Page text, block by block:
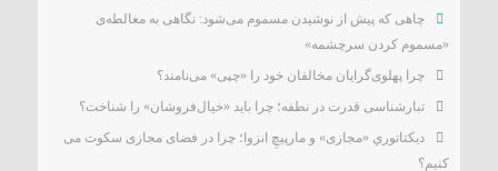
چاهی که پیش از نوشیدن مسموم می‌شود: نگاهی به مغالطه‌ی
«مسموم کردن سرچشمه»
چرا پهلوی‌گرایان مخالفان خود را «چپی» می‌نامند؟
تبارشناسی قدرت در نطفه؛ چرا باید «خیال‌فروشان» را شناخت؟
دیکتاتوریِ «مجازی» و مارپیچِ انزوا؛ چرا در فضای مجازی سکوت می
کنیم؟